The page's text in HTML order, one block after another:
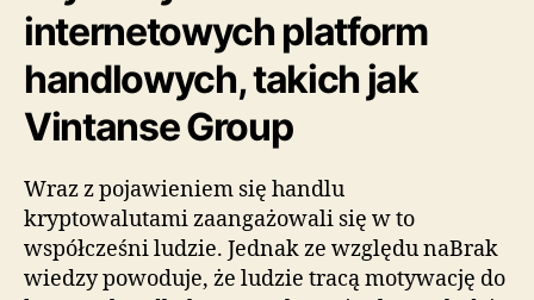
internetowych platform
handlowych, takich jak
Vintanse Group
Wraz z pojawieniem się handlu
kryptowalutami zaangażowali się w to
współcześni ludzie. Jednak ze względu naBrak
wiedzy powoduje, że ludzie tracą motywację do